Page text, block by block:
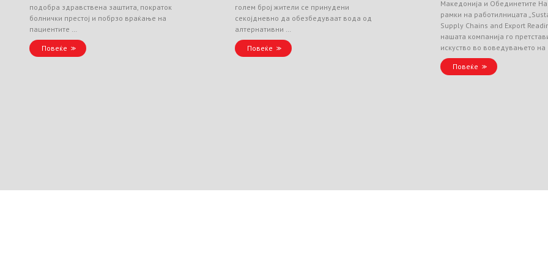
подобра здравствена заштита, пократок
болнички престој и побрзо враќање на
пациентите …
Повеќе
голем број жители се принудени
секојдневно да обезбедуваат вода од
алтернативни …
Повеќе
Македонија и Обединетите
рамки на работилницата
Supply Chains and Export
нашата компанија го
искуство во воведувањето на
Повеќе